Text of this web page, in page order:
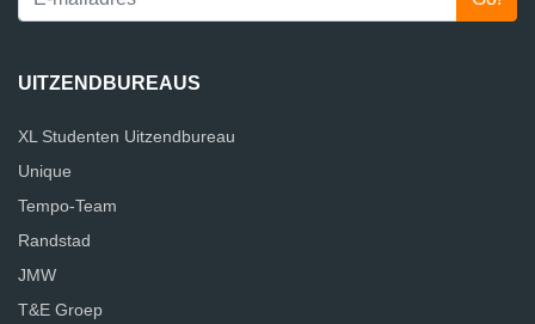
UITZENDBUREAUS
XL Studenten Uitzendbureau
Unique
Tempo-Team
Randstad
JMW
T&E Groep